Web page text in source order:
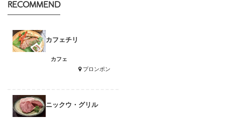
RECOMMEND
カフェチリ
カフェ
プロンポン
ニックウ・グリル